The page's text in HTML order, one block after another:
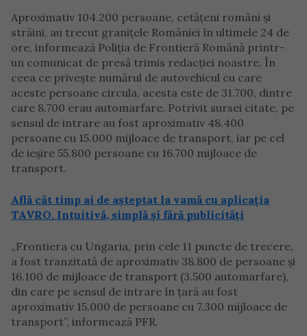
Aproximativ 104.200 persoane, cetățeni români și
străini, au trecut granițele României în ultimele 24 de
ore, informează Poliția de Frontieră Română printr-
un comunicat de presă trimis redacției noastre. În
ceea ce privește numărul de autovehicul cu care
aceste persoane circula, acesta este de 31.700, dintre
care 8.700 erau automarfare. Potrivit sursei citate, pe
sensul de intrare au fost aproximativ 48.400
persoane cu 15.000 mijloace de transport, iar pe cel
de ieşire 55.800 persoane cu 16.700 mijloace de
transport.
Află cât timp ai de așteptat la vamă cu aplicația
TAVRO. Intuitivă, simplă și fără publicități
„Frontiera cu Ungaria, prin cele 11 puncte de trecere,
a fost tranzitată de aproximativ 38.800 de persoane şi
16.100 de mijloace de transport (3.500 automarfare),
din care pe sensul de intrare în ţară au fost
aproximativ 15.000 de persoane cu 7.300 mijloace de
transport”, informează PFR.